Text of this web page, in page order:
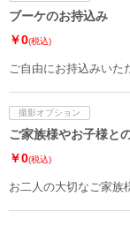
ブーケのお持込み
￥0(税込)
ご自由にお持込みいた
撮影オプション
ご家族様やお子様と
￥0(税込)
お二人の大切なご家族